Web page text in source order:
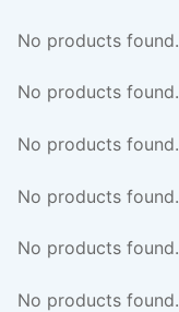
No products found.
No products found.
No products found.
No products found.
No products found.
No products found.